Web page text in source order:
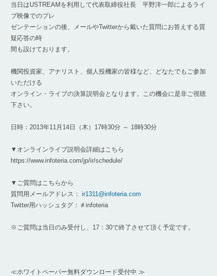
当日はUSTREAMを利用して代表取締役社長 平野洋一郎によるライ
ブ映像でのプレ
ゼンテーションの後、メールやTwitterから戴いた質問にお答えする質
疑応答の時
間も設けております。
機関投資家、アナリスト、個人投機家の皆様など、どなたでもご参加
いただける
オンライン・ライブの決算説明会となります。この機会に是非ご視聴
下さい。
日時：2013年11月14日（木）17時30分 ～ 18時30分
▼オンラインライブ説明会詳細はこちら
https://www.infoteria.com/jp/ir/schedule/
▼ご質問はこちらから
質問用メールアドレス：ir1311@infoteria.com
Twitter用ハッシュタグ：＃infoteria
※ご質問は当日のみ受付し、17：30で終了させて頂く予定です。
≪ホワイトペーパー無料ダウンロード受付中 ≫